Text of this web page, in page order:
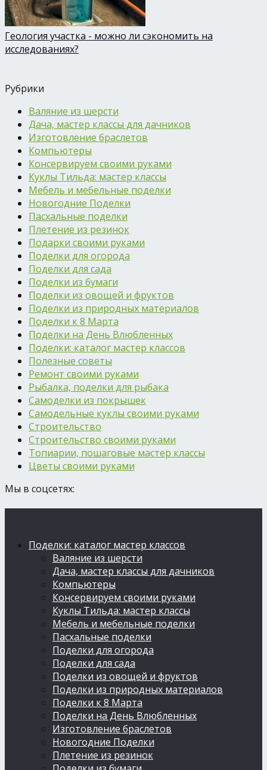
Геология участка - можно ли сэкономить на
исследованиях?
Рубрики
Валяние из шерсти
Дача, мастер классы для дачников
Изготовление браслетов
Компьютеры
Консервируем своими руками
Куклы Тильда: мастер классы
Мебель и мебельные поделки
Новогодние Поделки
Пасхальные поделки
Плетение из резинок
Подарки своими руками
Поделки для огорода
Поделки для сада
Поделки из бумаги
Поделки из овощей и фруктов
Поделки из природных материалов
Поделки к 8 Марта
Поделки на День Влюбленных
Поделки: каталог мастер классов
Полезные советы
Ремонт своими руками
Рыбалка, поделки для рыбака
Самоделки из покрышек
Самодельные куклы своими руками
Строительство
Строительство своими руками
Топиарии, пошаговые мастер классы
Цветы своими руками
Мы в соцсетях:
Поделки: каталог мастер классов
Валяние из шерсти
Дача, мастер классы для дачников
Компьютеры
Консервируем своими руками
Куклы Тильда: мастер классы
Мебель и мебельные поделки
Пасхальные поделки
Поделки для огорода
Поделки для сада
Поделки из овощей и фруктов
Поделки из природных материалов
Поделки к 8 Марта
Поделки на День Влюбленных
Изготовление браслетов
Новогодние Поделки
Плетение из резинок